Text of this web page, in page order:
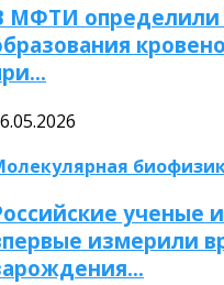
МФТИ определили
ученые
измерили